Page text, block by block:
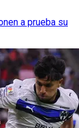
a prueba su